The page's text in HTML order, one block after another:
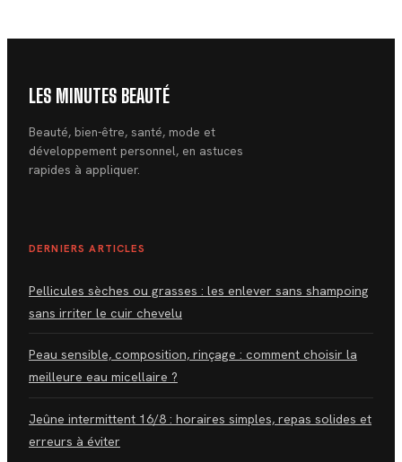
LES MINUTES BEAUTÉ
Beauté, bien-être, santé, mode et
développement personnel, en astuces
rapides à appliquer.
DERNIERS ARTICLES
Pellicules sèches ou grasses : les enlever sans shampoing
sans irriter le cuir chevelu
Peau sensible, composition, rinçage : comment choisir la
meilleure eau micellaire ?
Jeûne intermittent 16/8 : horaires simples, repas solides et
erreurs à éviter